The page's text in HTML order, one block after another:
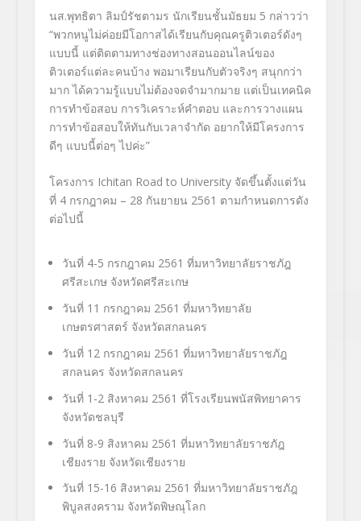
นส.พุทธิตา ลิมป์รัชตามร นักเรียนชั้นมัธยม 5 กล่าวว่า
“พวกหนูไม่ค่อยมีโอกาสได้เรียนกับคุณครูติวเตอร์ดังๆ
แบบนี้ แต่ติดตามทางช่องทางสอนออนไลน์ของ
ติวเตอร์แต่ละคนบ้าง พอมาเรียนกับตัวจริงๆ สนุกกว่า
มาก ได้ความรู้แบบไม่ต้องจดจำมากมาย แต่เป็นเทคนิค
การทำข้อสอบ การวิเคราะห์คำตอบ และการวางแผน
การทำข้อสอบให้ทันกับเวลาจำกัด อยากให้มีโครงการ
ดีๆ แบบนี้ต่อๆ ไปค่ะ”
โครงการ Ichitan Road to University จัดขึ้นตั้งแต่วัน
ที่ 4 กรกฎาคม – 28 กันยายน 2561 ตามกำหนดการดัง
ต่อไปนี้
วันที่ 4-5 กรกฎาคม 2561 ที่มหาวิทยาลัยราชภัฎ
ศรีสะเกษ จังหวัดศรีสะเกษ
วันที่ 11 กรกฎาคม 2561 ที่มหาวิทยาลัย
เกษตรศาสตร์ จังหวัดสกลนคร
วันที่ 12 กรกฎาคม 2561 ที่มหาวิทยาลัยราชภัฎ
สกลนคร จังหวัดสกลนคร
วันที่ 1-2 สิงหาคม 2561 ที่โรงเรียนพนัสพิทยาคาร
จังหวัดชลบุรี
วันที่ 8-9 สิงหาคม 2561 ที่มหาวิทยาลัยราชภัฎ
เชียงราย จังหวัดเชียงราย
วันที่ 15-16 สิงหาคม 2561 ที่มหาวิทยาลัยราชภัฎ
พิบูลสงคราม จังหวัดพิษณุโลก